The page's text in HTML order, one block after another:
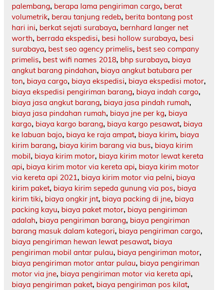
palembang, berapa lama pengiriman cargo, berat
volumetrik, berau tanjung redeb, berita bontang post
hari ini, berkat sejati surabaya, bernhard langer net
worth, berrada ekspedisi, besi hollow surabaya, besi
surabaya, best seo agency primelis, best seo company
primelis, best wifi names 2018, bhp surabaya, biaya
angkut barang pindahan, biaya angkut batubara per
ton, biaya cargo, biaya ekspedisi, biaya ekspedisi motor,
biaya ekspedisi pengiriman barang, biaya indah cargo,
biaya jasa angkut barang, biaya jasa pindah rumah,
biaya jasa pindahan rumah, biaya jne per kg, biaya
kargo, biaya kargo barang, biaya kargo pesawat, biaya
ke labuan bajo, biaya ke raja ampat, biaya kirim, biaya
kirim barang, biaya kirim barang via bus, biaya kirim
mobil, biaya kirim motor, biaya kirim motor lewat kereta
api, biaya kirim motor via kereta api, biaya kirim motor
via kereta api 2021, biaya kirim motor via pelni, biaya
kirim paket, biaya kirim sepeda gunung via pos, biaya
kirim tiki, biaya ongkir jnt, biaya packing di jne, biaya
packing kayu, biaya paket motor, biaya pengiriman
adalah, biaya pengiriman barang, biaya pengiriman
barang masuk dalam kategori, biaya pengiriman cargo,
biaya pengiriman hewan lewat pesawat, biaya
pengiriman mobil antar pulau, biaya pengiriman motor,
biaya pengiriman motor antar pulau, biaya pengiriman
motor via jne, biaya pengiriman motor via kereta api,
biaya pengiriman paket, biaya pengiriman pos kilat,